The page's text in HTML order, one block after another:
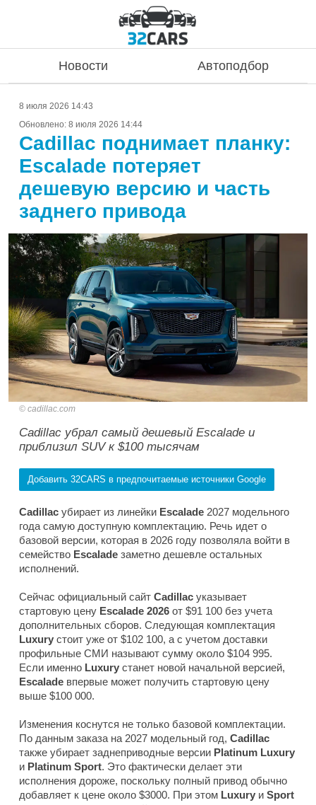
Новости Автоподбор
8 июля 2026 14:43
Обновлено: 8 июля 2026 14:44
Cadillac поднимает планку:
Escalade потеряет
дешевую версию и часть
заднего привода
cadillac.com
Cadillac убрал самый дешевый Escalade и
приблизил SUV к $100 тысячам
Добавить 32CARS в предпочитаемые источники Google
Cadillac убирает из линейки Escalade 2027 модельного
года самую доступную комплектацию. Речь идет о
базовой версии, которая в 2026 году позволяла войти в
семейство Escalade заметно дешевле остальных
исполнений.
Сейчас официальный сайт Cadillac указывает
стартовую цену Escalade 2026 от $91 100 без учета
дополнительных сборов. Следующая комплектация
Luxury стоит уже от $102 100, а с учетом доставки
профильные СМИ называют сумму около $104 995.
Если именно Luxury станет новой начальной версией,
Escalade впервые может получить стартовую цену
выше $100 000.
Изменения коснутся не только базовой комплектации.
По данным заказа на 2027 модельный год, Cadillac
также убирает заднеприводные версии Platinum Luxury
и Platinum Sport. Это фактически делает эти
исполнения дороже, поскольку полный привод обычно
добавляет к цене около $3000. При этом Luxury и Sport